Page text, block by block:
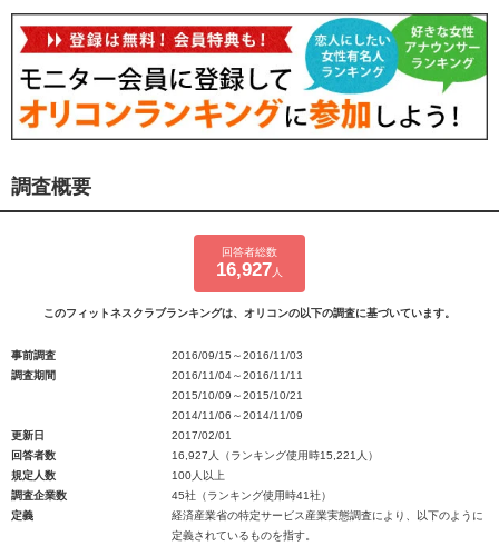
調査概要
回答者総数
16,927 人
このフィットネスクラブランキングは、オリコンの以下の調査に基づいています。
事前調査
2016/09/15～2016/11/03
調査期間
2016/11/04～2016/11/11
2015/10/09～2015/10/21
2014/11/06～2014/11/09
更新日
2017/02/01
回答者数
16,927人（ランキング使用時15,221人）
規定人数
100人以上
調査企業数
45社（ランキング使用時41社）
定義
経済産業省の特定サービス産業実態調査により、以下のように
定義されているものを指す。